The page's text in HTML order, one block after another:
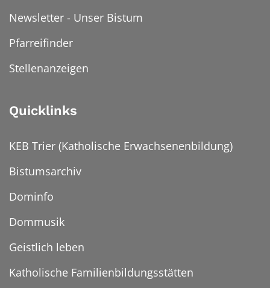
Newsletter - Unser Bistum
Pfarreifinder
Stellenanzeigen
Quicklinks
KEB Trier (Katholische Erwachsenenbildung)
Bistumsarchiv
Dominfo
Dommusik
Geistlich leben
Katholische Familienbildungsstätten